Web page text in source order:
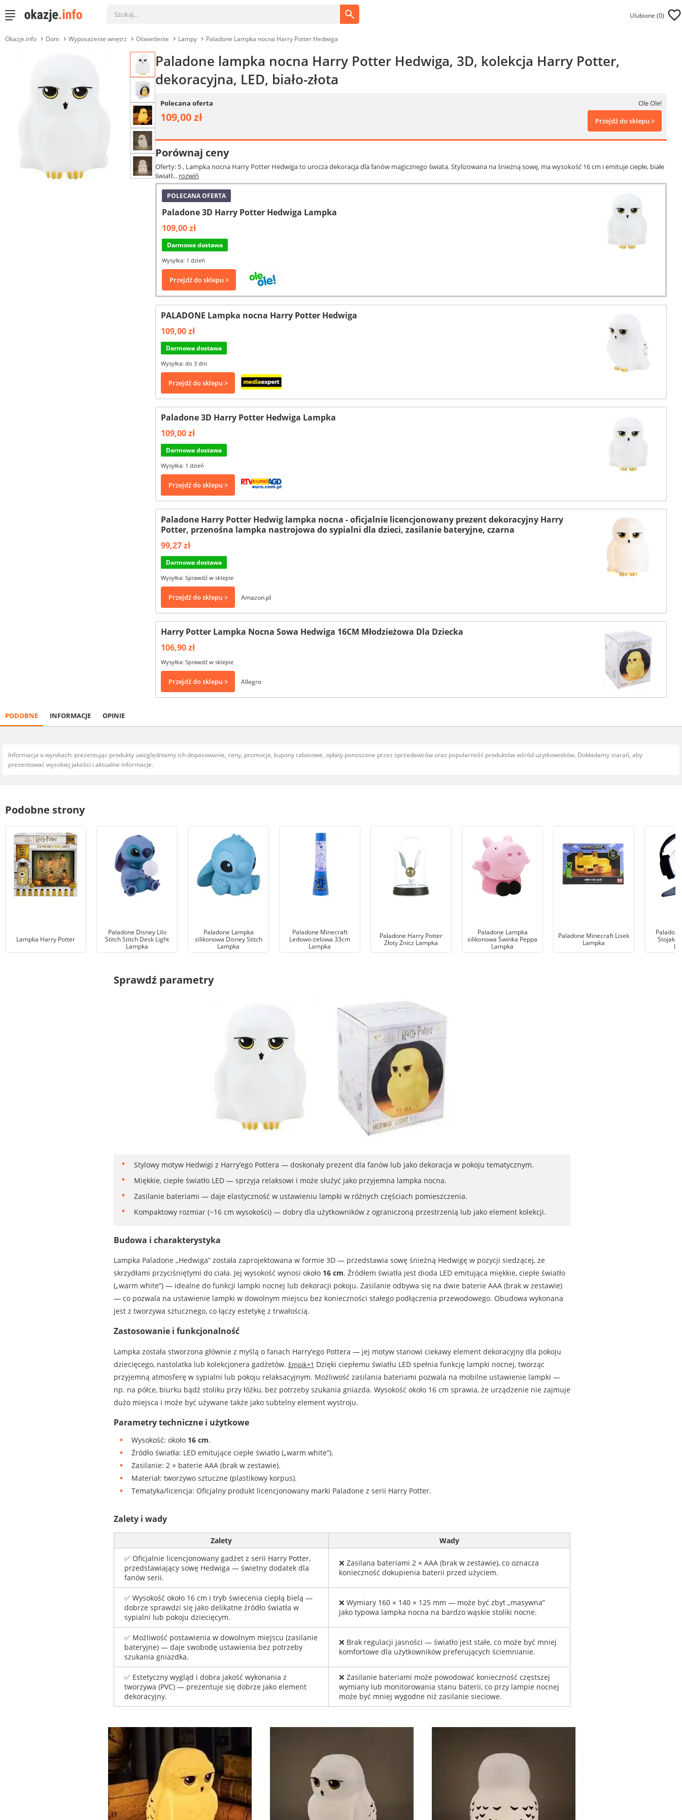
Ulubione (0)
Okazje.info Dom Wyposażenie wnętrz Oświetlenie Lampy Paladone Lampka nocna Harry Potter Hedwiga
Paladone lampka nocna Harry Potter Hedwiga, 3D, kolekcja Harry Potter,
dekoracyjna, LED, biało-złota
Polecana oferta Ole Ole!
109,00 zł Przejdź do sklepu >
Porównaj ceny
Oferty: 5, Lampka nocna Harry Potter Hedwiga to urocza dekoracja dla fanów magicznego świata. Stylizowana na śnieżną sowę, ma wysokość 16 cm i emituje ciepłe, białe
światł... rozwiń
POLECANA OFERTA
Paladone 3D Harry Potter Hedwiga Lampka
109,00 zł
Darmowa dostawa
Wysyłka: 1 dzień
Przejdź do sklepu >
PALADONE Lampka nocna Harry Potter Hedwiga
109,00 zł
Darmowa dostawa
Wysyłka: do 3 dni
Przejdź do sklepu >
Paladone 3D Harry Potter Hedwiga Lampka
109,00 zł
Darmowa dostawa
Wysyłka: 1 dzień
Przejdź do sklepu >
Paladone Harry Potter Hedwig lampka nocna - oficjalnie licencjonowany prezent dekoracyjny Harry
Potter, przenośna lampka nastrojowa do sypialni dla dzieci, zasilanie bateryjne, czarna
99,27 zł
Darmowa dostawa
Wysyłka: Sprawdź w sklepie
Przejdź do sklepu > Amazon.pl
Harry Potter Lampka Nocna Sowa Hedwiga 16CM Młodzieżowa Dla Dziecka
106,90 zł
Wysyłka: Sprawdź w sklepie
Przejdź do sklepu > Allegro
PODOBNE INFORMACJE OPINIE
Informacja o wynikach: prezentując produkty uwzględniamy ich dopasowanie, ceny, promocje, kupony rabatowe, opłaty ponoszone przez sprzedawców oraz popularność produktów wśród użytkowników. Dokładamy starań, aby
prezentować wysokiej jakości i aktualne informacje.
Podobne strony
Lampka Harry Potter
Paladone Disney Lilo
Stitch Stitch Desk Light
Lampka
Paladone Lampka
silikonowa Disney Stitch
Lampka
Paladone Minecraft
Ledowo-żelowa 33cm
Lampka
Paladone Harry Potter
Złoty Znicz Lampka
Paladone Lampka
silikonowa Świnka Peppa
Lampka
Paladone Minecraft Lisek
Lampka
Stojak
Sprawdź parametry
Stylowy motyw Hedwigi z Harry’ego Pottera — doskonały prezent dla fanów lub jako dekoracja w pokoju tematycznym.
Miękkie, ciepłe światło LED — sprzyja relaksowi i może służyć jako przyjemna lampka nocna.
Zasilanie bateriami — daje elastyczność w ustawieniu lampki w różnych częściach pomieszczenia.
Kompaktowy rozmiar (~16 cm wysokości) — dobry dla użytkowników z ograniczoną przestrzenią lub jako element kolekcji.
Budowa i charakterystyka
Lampka Paladone „Hedwiga” została zaprojektowana w formie 3D — przedstawia sowę śnieżną Hedwigę w pozycji siedzącej, ze
skrzydłami przyciśniętymi do ciała. Jej wysokość wynosi około 16 cm. Źródłem światła jest dioda LED emitująca miękkie, ciepłe światło
(„warm white”) — idealne do funkcji lampki nocnej lub dekoracji pokoju. Zasilanie odbywa się na dwie baterie AAA (brak w zestawie)
— co pozwala na ustawienie lampki w dowolnym miejscu bez konieczności stałego podłączenia przewodowego. Obudowa wykonana
jest z tworzywa sztucznego, co łączy estetykę z trwałością.
Zastosowanie i funkcjonalność
Lampka została stworzona głównie z myślą o fanach Harry’ego Pottera — jej motyw stanowi ciekawy element dekoracyjny dla pokoju
dziecięcego, nastolatka lub kolekcjonera gadżetów. Empik+1 Dzięki ciepłemu światłu LED spełnia funkcję lampki nocnej, tworząc
przyjemną atmosferę w sypialni lub pokoju relaksacyjnym. Możliwość zasilania bateriami pozwala na mobilne ustawienie lampki —
np. na półce, biurku bądź stoliku przy łóżku, bez potrzeby szukania gniazda. Wysokość około 16 cm sprawia, że urządzenie nie zajmuje
dużo miejsca i może być używane także jako subtelny element wystroju.
Parametry techniczne i użytkowe
Wysokość: około 16 cm.
Źródło światła: LED emitujące ciepłe światło („warm white”).
Zasilanie: 2 × baterie AAA (brak w zestawie).
Materiał: tworzywo sztuczne (plastikowy korpus).
Tematyka/licencja: Oficjalny produkt licencjonowany marki Paladone z serii Harry Potter.
Zalety i wady
Zalety
Wady
✅ Oficjalnie licencjonowany gadżet z serii Harry Potter,
przedstawiający sowę Hedwiga — świetny dodatek dla
fanów serii.
❌ Zasilana bateriami 2 × AAA (brak w zestawie), co oznacza
konieczność dokupienia baterii przed użyciem.
✅ Wysokość około 16 cm i tryb świecenia ciepłą bielą —
dobrze sprawdzi się jako delikatne źródło światła w
sypialni lub pokoju dziecięcym.
❌ Wymiary 160 × 140 × 125 mm — może być zbyt „masywna”
jako typowa lampka nocna na bardzo wąskie stoliki nocne.
✅ Możliwość postawienia w dowolnym miejscu (zasilanie
bateryjne) — daje swobodę ustawienia bez potrzeby
szukania gniazdka.
❌ Brak regulacji jasności — światło jest stałe, co może być mniej
komfortowe dla użytkowników preferujących ściemnianie.
✅ Estetyczny wygląd i dobra jakość wykonania z
tworzywa (PVC) — prezentuje się dobrze jako element
dekoracyjny.
❌ Zasilanie bateriami może powodować konieczność częstszej
wymiany lub monitorowania stanu baterii, co przy lampie nocnej
może być mniej wygodne niż zasilanie sieciowe.